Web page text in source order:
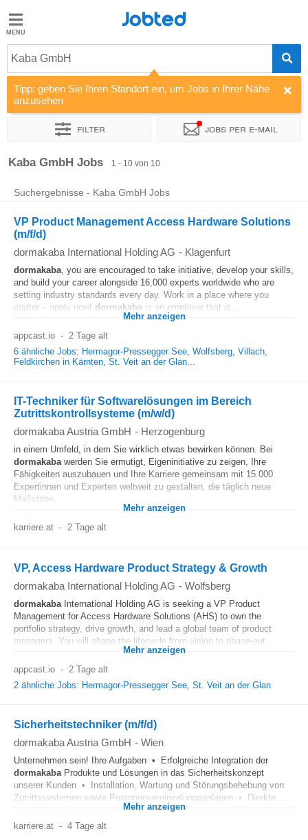
Jobted
Jobs
Gehalt
Jobted
Kaba GmbH
Tipp: geben Sie Ihren Standort ein, um Jobs in Ihrer Nähe
anzusehen
Filter Jobs per e-mail
Sortieren nach Unternehmen
Kaba GmbH Jobs 1 - 10 von 10
Suchergebnisse - Kaba GmbH Jobs
VP Product Management Access Hardware Solutions
(m/f/d)
dormakaba International Holding AG - Klagenfurt
dormakaba, you are encouraged to take initiative, develop your skills,
and build your career alongside 16,000 experts worldwide who are
setting industry standards every day. Work in a place where you
matter – apply now! dormakaba is an employer that is...
Mehr anzeigen
appcast.io - 2 Tage alt
6 ähnliche Jobs: Hermagor-Pressegger See, Wolfsberg, Villach,
Feldkirchen in Kärnten, St. Veit an der Glan...
IT-Techniker für Softwarelösungen im Bereich
Zutrittskontrollsysteme (m/w/d)
dormakaba Austria GmbH - Herzogenburg
in einem Umfeld, in dem Sie wirklich etwas bewirken können. Bei
dormakabawerden Sie ermutigt, Eigeninitiative zu zeigen, Ihre
Fähigkeiten auszubauen und Ihre Karriere gemeinsam mit 15.000
Expertinnen und Experten weltweit zu gestalten, die täglich neue
Maßstäbe...
Mehr anzeigen
karriere.at - 2 Tage alt
VP, Access Hardware Product Strategy & Growth
dormakaba International Holding AG - Wolfsberg
dormakabaInternational Holding AG is seeking a VP Product
Management for Access Hardware Solutions (AHS) to own the
portfolio strategy, drive growth, and lead a global team of product
managers. You will shape the lifecycle from vision to phase-out...
Mehr anzeigen
appcast.io - 2 Tage alt
2 ähnliche Jobs: Hermagor-Pressegger See, St. Veit an der Glan
Sicherheitstechniker (m/f/d)
dormakaba Austria GmbH - Wien
Unternehmen sein! Ihre Aufgaben • Erfolgreiche Integration der
dormakabaProdukte und Lösungen in das Sicherheitskonzept
unserer Kunden • Installation, Wartung und Störungsbehebung von
Zutrittssystemen sowie Personenvereinzelungsanlagen • Direkte...
Mehr anzeigen
karriere.at - 4 Tage alt